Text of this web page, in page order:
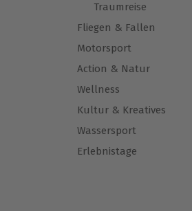
Traumreise
Fliegen & Fallen
Motorsport
Action & Natur
Wellness
Kultur & Kreatives
Wassersport
Erlebnistage